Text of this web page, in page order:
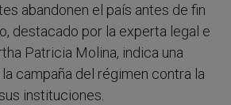
abandonen el país antes de fin
destacado por la experta legal e
Patricia Molina, indica una
campaña del régimen contra la
instituciones.